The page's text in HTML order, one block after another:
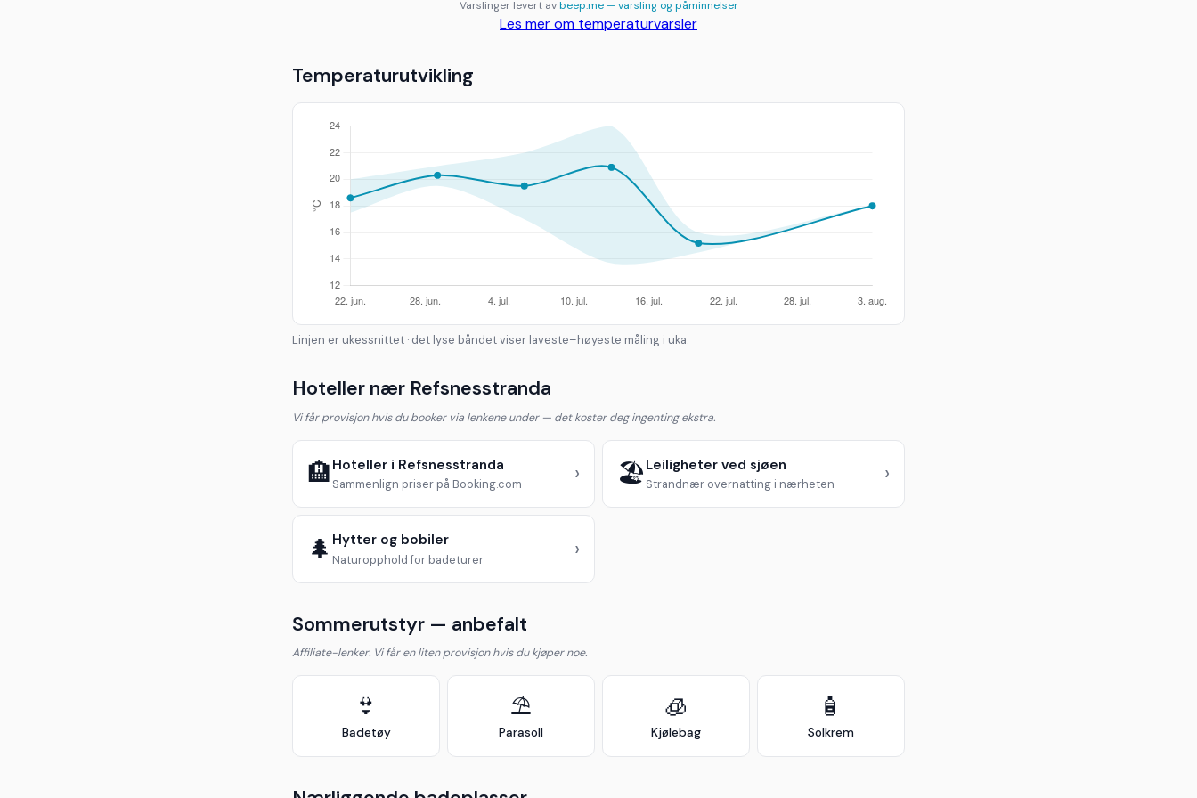
Varslinger levert avbeep.me — varsling og påminnelser
Les mer om temperaturvarsler
Temperaturutvikling
Linjen er ukessnittet · det lyse båndet viser laveste–høyeste måling i uka.
Hoteller nær Refsnesstranda
Vi får provisjon hvis du booker via lenkene under — det koster deg ingenting ekstra.
🏨 Hoteller i Refsnesstranda
Sammenlign priser på Booking.com › 🏖️ Leiligheter ved sjøen
Strandnær overnatting i nærheten ›
🌲 Hytter og bobiler
Naturopphold for badeturer ›
Sommerutstyr — anbefalt
Affiliate-lenker. Vi får en liten provisjon hvis du kjøper noe.
👙
Badetøy
⛱️
Parasoll
🧊
Kjølebag
🧴
Solkrem